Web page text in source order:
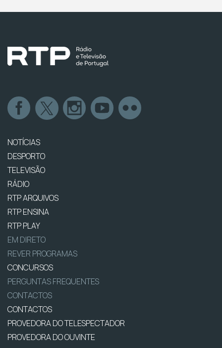
NOTÍCIAS
DESPORTO
TELEVISÃO
RÁDIO
RTP ARQUIVOS
RTP ENSINA
RTP PLAY
EM DIRETO
REVER PROGRAMAS
CONCURSOS
PERGUNTAS FREQUENTES
CONTACTOS
CONTACTOS
PROVEDORA DO TELESPECTADOR
PROVEDORA DO OUVINTE